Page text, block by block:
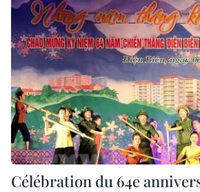
Célébration du 64e